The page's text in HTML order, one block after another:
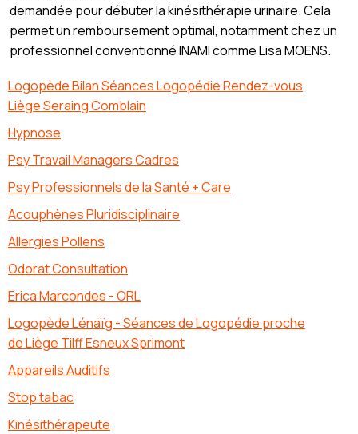
demandée pour débuter la kinésithérapie urinaire. Cela
permet un remboursement optimal, notamment chez un
professionnel conventionné INAMI comme Lisa MOENS.
Logopède Bilan Séances Logopédie Rendez-vous
Liège Seraing Comblain
Hypnose
Psy Travail Managers Cadres
Psy Professionnels de la Santé + Care
Acouphènes Pluridisciplinaire
Allergies Pollens
Odorat Consultation
Erica Marcondes - ORL
Logopède Lénaïg - Séances de Logopédie proche
de Liège Tilff Esneux Sprimont
Appareils Auditifs
Stop tabac
Kinésithérapeute